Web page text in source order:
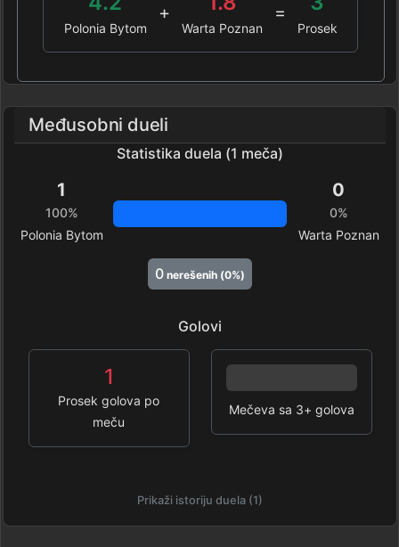
Polonia Bytom
+
Warta Poznan
=
Prosek
Međusobni dueli
Statistika duela (1 meča)
1
100%
Polonia Bytom
0
0%
Warta Poznan
0 nerešenih (0%)
Golovi
1
Prosek golova po
meču
Mečeva sa 3+ golova
Prikaži istoriju duela (1)